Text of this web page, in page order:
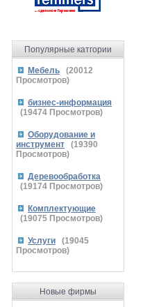
Популярные катгории
Мебель (20012
Просмотров)
бизнес-информация
(19474 Просмотров)
Оборудование и
инструмент
(19390
Просмотров)
Деревообработка
(19174 Просмотров)
Комплектующие
(19075 Просмотров)
Услуги (19045
Просмотров)
Новые фирмы